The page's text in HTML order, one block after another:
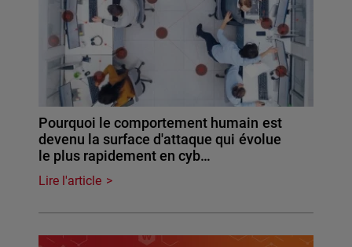
Pourquoi le comportement humain est
devenu la surface d'attaque qui évolue
le plus rapidement en cyb…
Lire l'article